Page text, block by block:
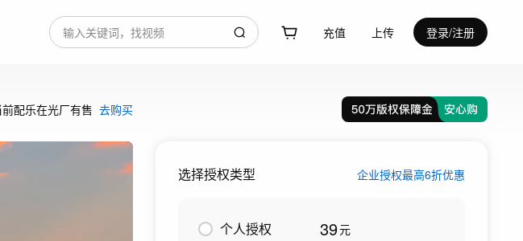
充值 上传 登录/注册
前配乐在光厂有售 去购买
选择授权类型 企业授权最高6折优惠
个人授权 39元